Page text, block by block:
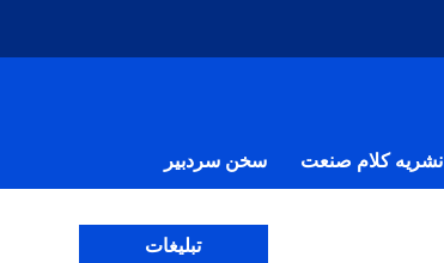
نشریه کلام صنعت سخن سردبیر
تبلیغات